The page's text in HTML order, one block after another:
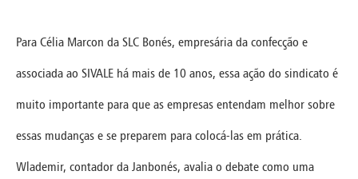
Para Célia Marcon da SLC Bonés, empresária da confecção e
associada ao SIVALE há mais de 10 anos, essa ação do sindicato é
muito importante para que as empresas entendam melhor sobre
essas mudanças e se preparem para colocá-las em prática.
Wlademir, contador da Janbonés, avalia o debate como uma